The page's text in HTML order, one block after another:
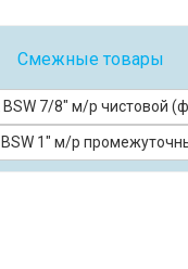
Смежные товары
BSW 7/8" м/р чистовой
1" м/р